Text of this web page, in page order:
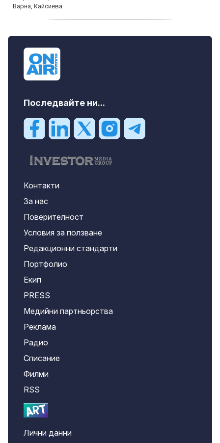
Последвайте ни...
Контакти
За нас
Поверителност
Условия за ползване
Редакционни стандарти
Портфолио
Екип
PRESS
Медийни партньорства
Реклама
Радио
Списание
Филми
RSS
Лични данни